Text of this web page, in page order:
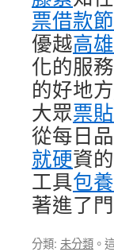
票借款
優越高
化的服
的好地方
大眾票貼
從每日
就硬資
工具包養
著進了
分類: 未分類 。